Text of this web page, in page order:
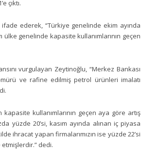
çıktı.
ederek, “Türkiye genelinde ekim ayında
ülke genelinde kapasite kullanımlarının geçen
vurgulayan Zeytinoğlu, “Merkez Bankası
ve rafine edilmiş petrol ürünleri imalatı
kullanımlarının geçen aya göre artış
yüzde 20’si, kasım ayında alınan iç piyasa
ihracat yapan firmalarımızın ise yüzde 22’si
etmişlerdir.” dedi.